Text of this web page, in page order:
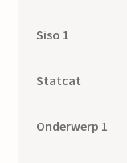
Siso 1
Statcat
Onderwerp 1